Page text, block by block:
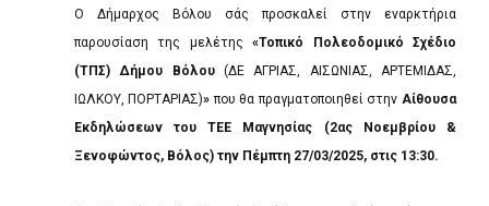
Ο Δήμαρχος Βόλου σάς προσκαλεί στην εναρκτήρια
παρουσίαση της μελέτης «Τοπικό Πολεοδομικό Σχέδιο
(ΤΠΣ) Δήμου Βόλου (ΔΕ ΑΓΡΙΑΣ, ΑΙΣΩΝΙΑΣ, ΑΡΤΕΜΙΔΑΣ,
ΙΩΛΚΟΥ, ΠΟΡΤΑΡΙΑΣ)» που θα πραγματοποιηθεί στην Αίθουσα
Εκδηλώσεων του ΤΕΕ Μαγνησίας (2ας Νοεμβρίου &
Ξενοφώντος, Βόλος) την Πέμπτη 27/03/2025, στις 13:30.